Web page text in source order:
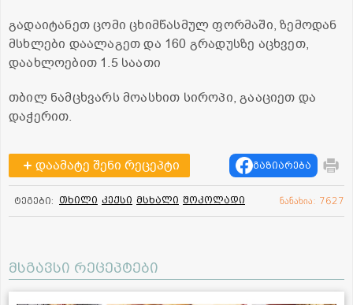
გადაიტანეთ ცომი ცხიმწასმულ ფორმაში, ზემოდან
მსხლები დაალაგეთ და 160 გრადუსზე აცხვეთ,
დაახლოებით 1.5 საათი
თბილ ნამცხვარს მოასხით სიროპი, გააციეთ და
დაჭერით.
დაამატე შენი რეცეპტი გაზიარება
ტეგები: თხილი კექსი მსხალი შოკოლადი ნანახია: 7627
მსგავსი რეცეპტები